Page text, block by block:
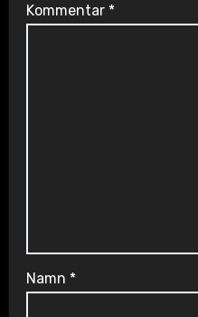
Kommentar *
Namn *